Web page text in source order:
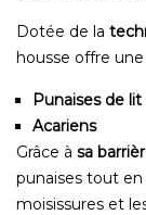
Dotée de la
housse offre
Punaises de lit
Acariens
Grâce à sa
punaises tout en
moisissures et